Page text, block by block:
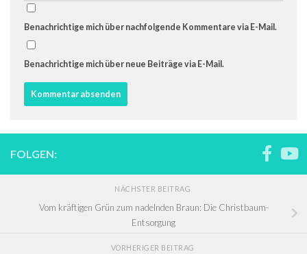
Benachrichtige mich über nachfolgende Kommentare via E-Mail.
Benachrichtige mich über neue Beiträge via E-Mail.
FOLGEN:
NÄCHSTER BEITRAG
Vom kräftigen Grün zum nadelnden Braun: Die Christbaum-
Entsorgung
VORHERIGER BEITRAG